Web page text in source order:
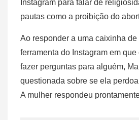
Instagram para falar de
pautas como a proibição do
Ao responder a uma caixinha de
ferramenta do Instagram em
fazer perguntas para alguém,
questionada sobre se ela
A mulher respondeu